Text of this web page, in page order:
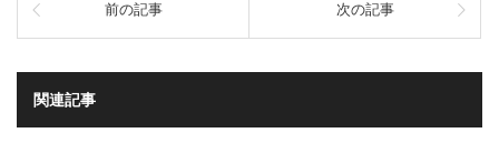
前の記事 次の記事
関連記事